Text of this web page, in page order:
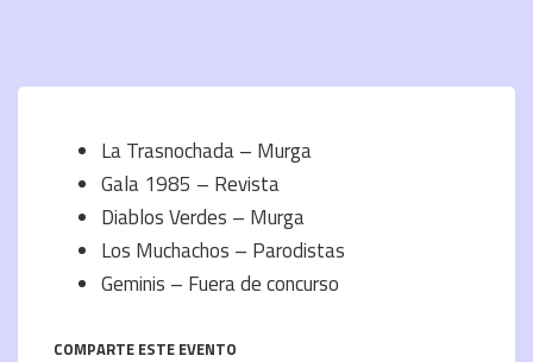
La Trasnochada – Murga
Gala 1985 – Revista
Diablos Verdes – Murga
Los Muchachos – Parodistas
Geminis – Fuera de concurso
COMPARTE ESTE EVENTO